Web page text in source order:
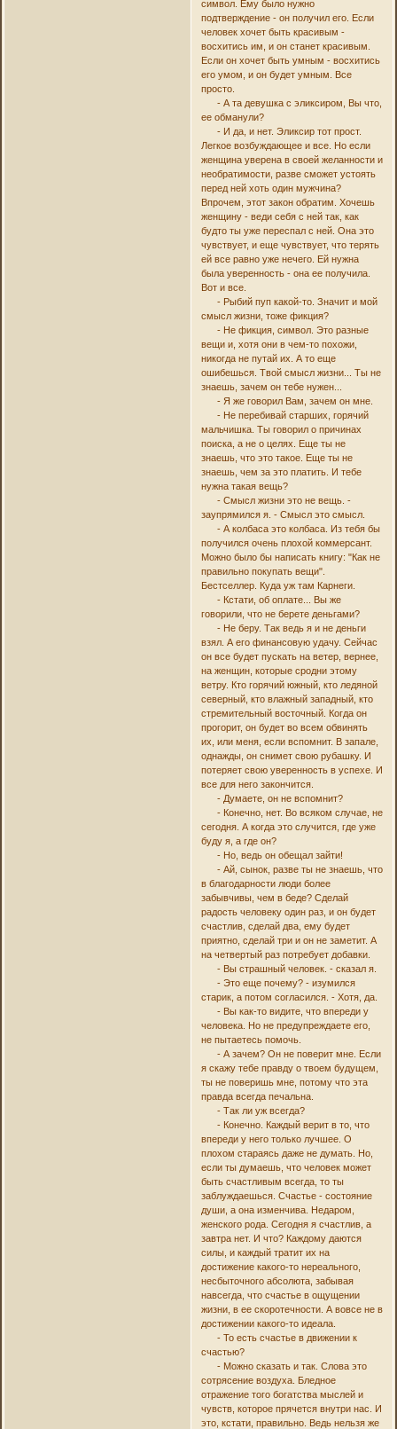
символ. Ему было нужно
подтверждение - он получил его. Если
человек хочет быть красивым -
восхитись им, и он станет красивым.
Если он хочет быть умным - восхитись
его умом, и он будет умным. Все
просто.
- А та девушка с эликсиром, Вы что,
ее обманули?
- И да, и нет. Эликсир тот прост.
Легкое возбуждающее и все. Но если
женщина уверена в своей желанности и
необратимости, разве сможет устоять
перед ней хоть один мужчина?
Впрочем, этот закон обратим. Хочешь
женщину - веди себя с ней так, как
будто ты уже переспал с ней. Она это
чувствует, и еще чувствует, что терять
ей все равно уже нечего. Ей нужна
была уверенность - она ее получила.
Вот и все.
- Рыбий пуп какой-то. Значит и мой
смысл жизни, тоже фикция?
- Не фикция, символ. Это разные
вещи и, хотя они в чем-то похожи,
никогда не путай их. А то еще
ошибешься. Твой смысл жизни... Ты не
знаешь, зачем он тебе нужен...
- Я же говорил Вам, зачем он мне.
- Не перебивай старших, горячий
мальчишка. Ты говорил о причинах
поиска, а не о целях. Еще ты не
знаешь, что это такое. Еще ты не
знаешь, чем за это платить. И тебе
нужна такая вещь?
- Смысл жизни это не вещь. -
заупрямился я. - Смысл это смысл.
- А колбаса это колбаса. Из тебя бы
получился очень плохой коммерсант.
Можно было бы написать книгу: "Как не
правильно покупать вещи".
Бестселлер. Куда уж там Карнеги.
- Кстати, об оплате... Вы же
говорили, что не берете деньгами?
- Не беру. Так ведь я и не деньги
взял. А его финансовую удачу. Сейчас
он все будет пускать на ветер, вернее,
на женщин, которые сродни этому
ветру. Кто горячий южный, кто ледяной
северный, кто влажный западный, кто
стремительный восточный. Когда он
прогорит, он будет во всем обвинять
их, или меня, если вспомнит. В запале,
однажды, он снимет свою рубашку. И
потеряет свою уверенность в успехе. И
все для него закончится.
- Думаете, он не вспомнит?
- Конечно, нет. Во всяком случае, не
сегодня. А когда это случится, где уже
буду я, а где он?
- Но, ведь он обещал зайти!
- Ай, сынок, разве ты не знаешь, что
в благодарности люди более
забывчивы, чем в беде? Сделай
радость человеку один раз, и он будет
счастлив, сделай два, ему будет
приятно, сделай три и он не заметит. А
на четвертый раз потребует добавки.
- Вы страшный человек. - сказал я.
- Это еще почему? - изумился
старик, а потом согласился. - Хотя, да.
- Вы как-то видите, что впереди у
человека. Но не предупреждаете его,
не пытаетесь помочь.
- А зачем? Он не поверит мне. Если
я скажу тебе правду о твоем будущем,
ты не поверишь мне, потому что эта
правда всегда печальна.
- Так ли уж всегда?
- Конечно. Каждый верит в то, что
впереди у него только лучшее. О
плохом стараясь даже не думать. Но,
если ты думаешь, что человек может
быть счастливым всегда, то ты
заблуждаешься. Счастье - состояние
души, а она изменчива. Недаром,
женского рода. Сегодня я счастлив, а
завтра нет. И что? Каждому даются
силы, и каждый тратит их на
достижение какого-то нереального,
несбыточного абсолюта, забывая
навсегда, что счастье в ощущении
жизни, в ее скоротечности. А вовсе не в
достижении какого-то идеала.
- То есть счастье в движении к
счастью?
- Можно сказать и так. Слова это
сотрясение воздуха. Бледное
отражение того богатства мыслей и
чувств, которое прячется внутри нас. И
это, кстати, правильно. Ведь нельзя же